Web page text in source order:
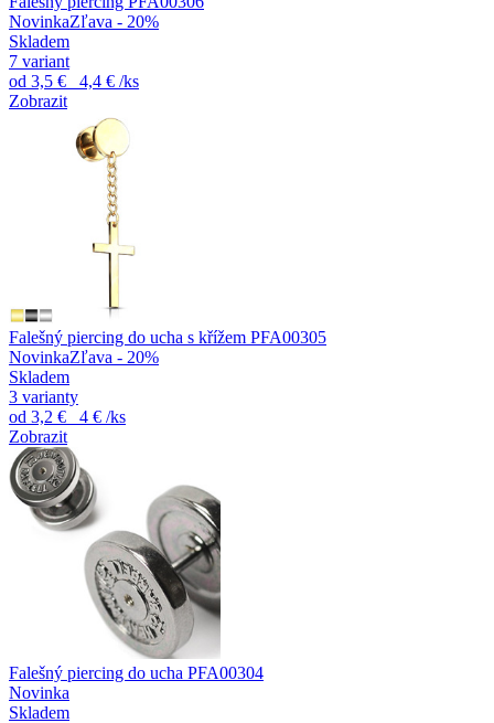
NovinkaZľava - 20%
Skladem
7 variant
od 3,5 € 4,4 € /ks
Zobrazit
Falešný piercing do ucha s křížem PFA00305
NovinkaZľava - 20%
Skladem
3 varianty
od 3,2 € 4 € /ks
Zobrazit
Falešný piercing do ucha PFA00304
Novinka
Skladem